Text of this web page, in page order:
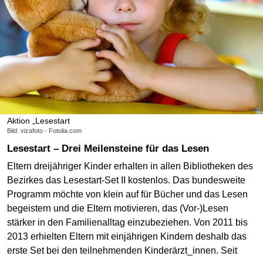
Aktion „Lesestart
Bild: vizafoto - Fotolia.com
Lesestart – Drei Meilensteine für das Lesen
Eltern dreijähriger Kinder erhalten in allen Bibliotheken des
Bezirkes das Lesestart-Set II kostenlos. Das bundesweite
Programm möchte von klein auf für Bücher und das Lesen
begeistern und die Eltern motivieren, das (Vor-)Lesen
stärker in den Familienalltag einzubeziehen. Von 2011 bis
2013 erhielten Eltern mit einjährigen Kindern deshalb das
erste Set bei den teilnehmenden Kinderärzt_innen. Seit